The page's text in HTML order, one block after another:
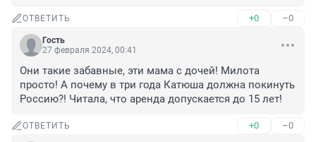
ОТВЕТИТЬ +0 –0
Гость
27 февраля 2024, 00:41
Они такие забавные, эти мама с дочей! Милота
просто! А почему в три года Катюша должна покинуть
Россию?! Читала, что аренда допускается до 15 лет!
ОТВЕТИТЬ +0 –0